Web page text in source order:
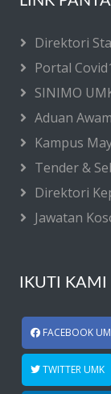
Direktori
Portal
SINIMO
Aduan Awam
Kampus
Tender &
Direktori
Jawatan
IKUTI KAMI
FACEBOOK
TWITTER UMK